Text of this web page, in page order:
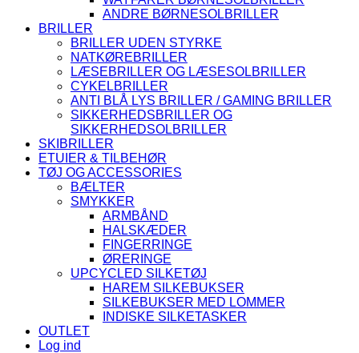
ANDRE BØRNESOLBRILLER
BRILLER
BRILLER UDEN STYRKE
NATKØREBRILLER
LÆSEBRILLER OG LÆSESOLBRILLER
CYKELBRILLER
ANTI BLÅ LYS BRILLER / GAMING BRILLER
SIKKERHEDSBRILLER OG
SIKKERHEDSOLBRILLER
SKIBRILLER
ETUIER & TILBEHØR
TØJ OG ACCESSORIES
BÆLTER
SMYKKER
ARMBÅND
HALSKÆDER
FINGERRINGE
ØRERINGE
UPCYCLED SILKETØJ
HAREM SILKEBUKSER
SILKEBUKSER MED LOMMER
INDISKE SILKETASKER
OUTLET
Log ind